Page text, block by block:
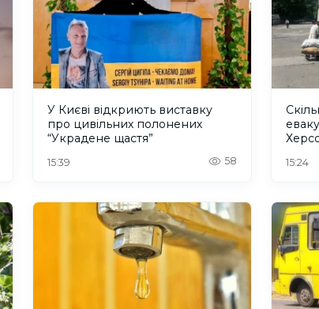
У Києві відкриють виставку
про цивільних полонених
“Украдене щастя”
15:39 58 15:24